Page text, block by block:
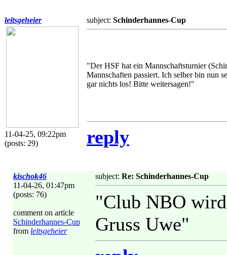
leitsgeheier
11-04-25, 09:22pm
(posts: 29)
subject: Schinderhannes-Cup
"Der HSF hat ein Mannschaftsturnier
Mannschaften passiert. Ich selber bin nun
gar nichts los! Bitte weitersagen!"
reply
kischok46
11-04-26, 01:47pm
(posts: 76)
comment on article
Schinderhannes-Cup
from leitsgeheier
subject: Re: Schinderhannes-Cup
"Club NBO
Gruss Uwe"